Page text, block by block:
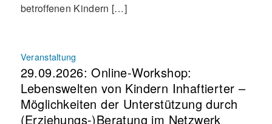
betroffenen Kindern […]
Veranstaltung
29.09.2026: Online-Workshop:
Lebenswelten von Kindern Inhaftierter –
Möglichkeiten der Unterstützung durch
(Erziehungs-)Beratung im Netzwerk